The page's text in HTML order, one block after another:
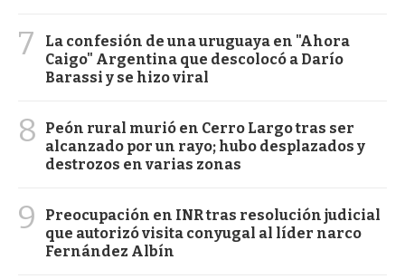
7
La confesión de una uruguaya en "Ahora
Caigo" Argentina que descolocó a Darío
Barassi y se hizo viral
8
Peón rural murió en Cerro Largo tras ser
alcanzado por un rayo; hubo desplazados y
destrozos en varias zonas
9
Preocupación en INR tras resolución judicial
que autorizó visita conyugal al líder narco
Fernández Albín